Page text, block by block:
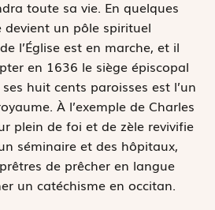
toute sa vie. En quelques
devient un pôle spirituel
l’Église est en marche, et il
en 1636 le siège épiscopal
huit cents paroisses est l’un
À l’exemple de Charles
plein de foi et de zèle revivifie
séminaire et des hôpitaux,
de prêcher en langue
un catéchisme en occitan.